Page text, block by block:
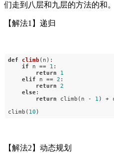
们走到八层和九层的方法的和。
【解法1】递归
def climb (n) :
if n == 1 :
return
1
elif n == 2 :
return
2
else:
return climb(n - 1 ) +
climb( 10 )
【解法2】动态规划